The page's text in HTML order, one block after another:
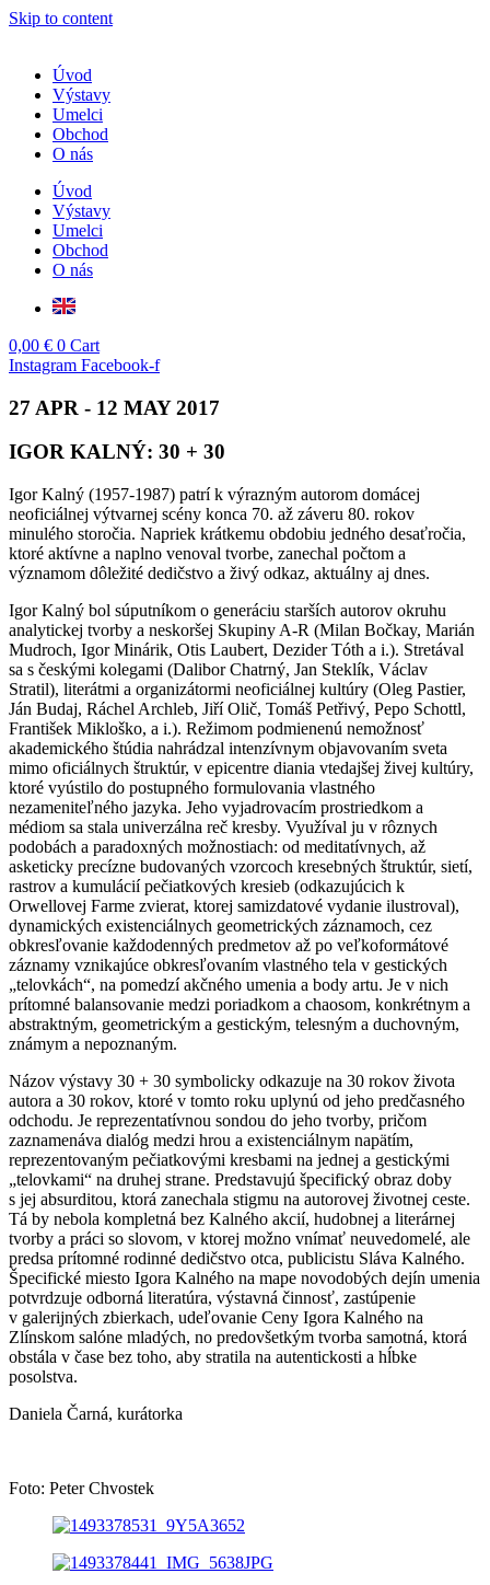
Skip to content
Úvod
Výstavy
Umelci
Obchod
O nás
Úvod
Výstavy
Umelci
Obchod
O nás
0,00 € 0 Cart
Instagram Facebook-f
27 APR - 12 MAY 2017
IGOR KALNÝ: 30 + 30
Igor Kalný (1957-1987) patrí k výrazným autorom domácej
neoficiálnej výtvarnej scény konca 70. až záveru 80. rokov
minulého storočia. Napriek krátkemu obdobiu jedného desaťročia,
ktoré aktívne a naplno venoval tvorbe, zanechal počtom a
významom dôležité dedičstvo a živý odkaz, aktuálny aj dnes.
Igor Kalný bol súputníkom o generáciu starších autorov okruhu
analytickej tvorby a neskoršej Skupiny A-R (Milan Bočkay, Marián
Mudroch, Igor Minárik, Otis Laubert, Dezider Tóth a i.). Stretával
sa s českými kolegami (Dalibor Chatrný, Jan Steklík, Václav
Stratil), literátmi a organizátormi neoficiálnej kultúry (Oleg Pastier,
Ján Budaj, Ráchel Archleb, Jiří Olič, Tomáš Petřivý, Pepo Schottl,
František Mikloško, a i.). Režimom podmienenú nemožnosť
akademického štúdia nahrádzal intenzívnym objavovaním sveta
mimo oficiálnych štruktúr, v epicentre diania vtedajšej živej kultúry,
ktoré vyústilo do postupného formulovania vlastného
nezameniteľného jazyka. Jeho vyjadrovacím prostriedkom a
médiom sa stala univerzálna reč kresby. Využíval ju v rôznych
podobách a paradoxných možnostiach: od meditatívnych, až
asketicky precízne budovaných vzorcoch kresebných štruktúr, sietí,
rastrov a kumulácií pečiatkových kresieb (odkazujúcich k
Orwellovej Farme zvierat, ktorej samizdatové vydanie ilustroval),
dynamických existenciálnych geometrických záznamoch, cez
obkresľovanie každodenných predmetov až po veľkoformátové
záznamy vznikajúce obkresľovaním vlastného tela v gestických
„telovkách“, na pomedzí akčného umenia a body artu. Je v nich
prítomné balansovanie medzi poriadkom a chaosom, konkrétnym a
abstraktným, geometrickým a gestickým, telesným a duchovným,
známym a nepoznaným.
Názov výstavy 30 + 30 symbolicky odkazuje na 30 rokov života
autora a 30 rokov, ktoré v tomto roku uplynú od jeho predčasného
odchodu. Je reprezentatívnou sondou do jeho tvorby, pričom
zaznamenáva dialóg medzi hrou a existenciálnym napätím,
reprezentovaným pečiatkovými kresbami na jednej a gestickými
„telovkami“ na druhej strane. Predstavujú špecifický obraz doby
s jej absurditou, ktorá zanechala stigmu na autorovej životnej ceste.
Tá by nebola kompletná bez Kalného akcií, hudobnej a literárnej
tvorby a práci so slovom, v ktorej možno vnímať neuvedomelé, ale
predsa prítomné rodinné dedičstvo otca, publicistu Sláva Kalného.
Špecifické miesto Igora Kalného na mape novodobých dejín umenia
potvrdzuje odborná literatúra, výstavná činnosť, zastúpenie
v galerijných zbierkach, udeľovanie Ceny Igora Kalného na
Zlínskom salóne mladých, no predovšetkým tvorba samotná, ktorá
obstála v čase bez toho, aby stratila na autentickosti a hĺbke
posolstva.
Daniela Čarná, kurátorka
Foto: Peter Chvostek